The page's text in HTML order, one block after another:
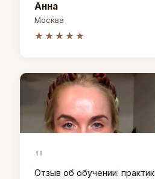
Анна
Москва
★★★★★
"
Отзыв об обучении: